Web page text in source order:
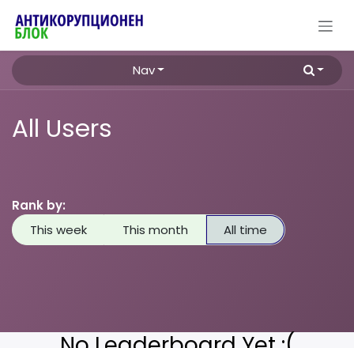
Nav
All Users
Rank by:
This week
This month All time